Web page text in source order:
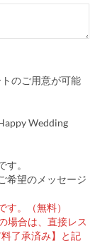
のご用意が可能
Wedding
。
希望のメッセージ
。（無料）
場合は、直接レス
了承済み】と記